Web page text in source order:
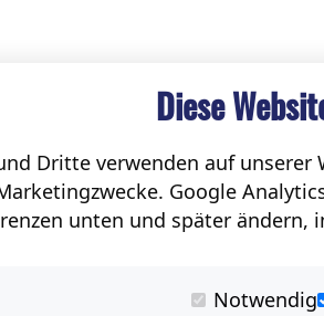
Diese
Dritte verwenden auf unserer
Google
unten und später ändern,
Notwendig